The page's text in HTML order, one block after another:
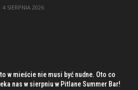
4 SIERPNIA 2026
w mieście nie musi być nudne. Oto co
nas w sierpniu w Pitlane Summer Bar!